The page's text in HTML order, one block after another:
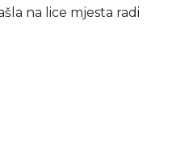
na lice mjesta radi